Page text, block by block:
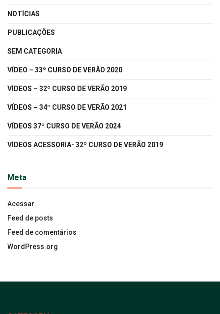
NOTÍCIAS
PUBLICAÇÕES
SEM CATEGORIA
VÍDEO – 33º CURSO DE VERÃO 2020
VÍDEOS – 32º CURSO DE VERÃO 2019
VÍDEOS – 34º CURSO DE VERÃO 2021
VÍDEOS 37º CURSO DE VERÃO 2024
VÍDEOS ACESSORIA- 32º CURSO DE VERÃO 2019
Meta
Acessar
Feed de posts
Feed de comentários
WordPress.org